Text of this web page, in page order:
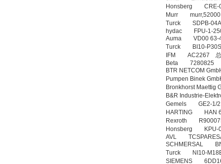
Honsberg CRE-
Murr murr,52000
Turck SDPB-
hydac FPU-1-
Auma VD00 63-
Turck BI10-
IFM AC2267 总
Beta 7280825
BTR NETCOM
Pumpen Binek
Bronkhorst
B&R Industrie-
Gemels GE2-1/2
HARTING HAN
Rexroth
Honsberg KPU-
AVL
SCHMERSAL BN
Turck NI10-
SIEMENS